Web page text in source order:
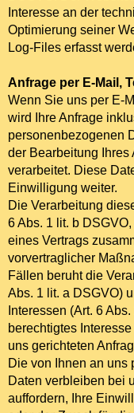
Interesse an der
Optimierung seiner
Log-Files erfasst
Anfrage per E-Mail,
Wenn Sie uns per E-
wird Ihre Anfrage
personenbezogenen
der Bearbeitung Ihres
verarbeitet. Diese
Einwilligung weiter.
Die Verarbeitung
6 Abs. 1 lit. b
eines Vertrags
vorvertraglicher
Fällen beruht die
Abs. 1 lit. a DSGVO)
Interessen (Art. 6
berechtigtes
uns gerichteten
Die von Ihnen an uns
Daten verbleiben bei
auffordern, Ihre